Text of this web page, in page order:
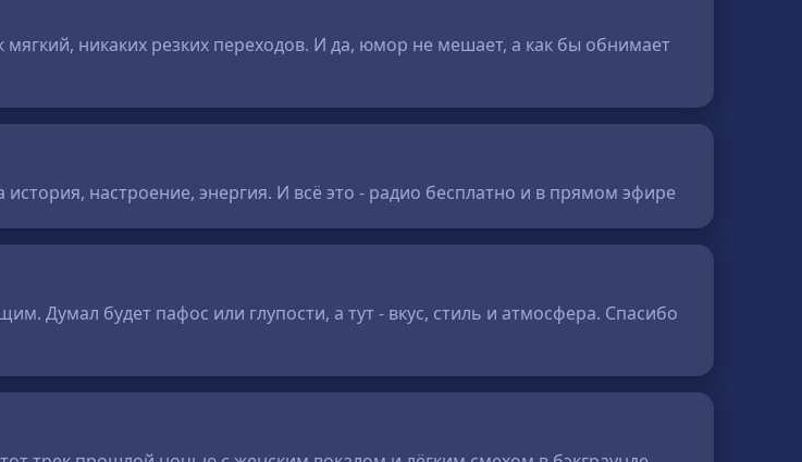
никаких резких переходов. И да, юмор не мешает, а как бы обнимает
настроение, энергия. И всё это - радио бесплатно и в прямом эфире
Думал будет пафос или глупости, а тут - вкус, стиль и атмосфера. Спасибо